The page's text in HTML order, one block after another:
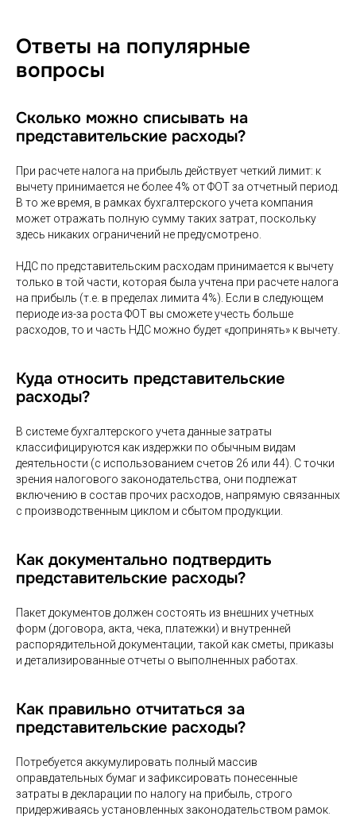
Ответы на популярные
вопросы
Сколько можно списывать на
представительские расходы?
При расчете налога на прибыль действует четкий лимит: к
вычету принимается не более 4% от ФОТ за отчетный период.
В то же время, в рамках бухгалтерского учета компания
может отражать полную сумму таких затрат, поскольку
здесь никаких ограничений не предусмотрено.
НДС по представительским расходам принимается к вычету
только в той части, которая была учтена при расчете налога
на прибыль (т.е. в пределах лимита 4%). Если в следующем
периоде из-за роста ФОТ вы сможете учесть больше
расходов, то и часть НДС можно будет «допринять» к вычету.
Куда относить представительские
расходы?
В системе бухгалтерского учета данные затраты
классифицируются как издержки по обычным видам
деятельности (с использованием счетов 26 или 44). С точки
зрения налогового законодательства, они подлежат
включению в состав прочих расходов, напрямую связанных
с производственным циклом и сбытом продукции.
Как документально подтвердить
представительские расходы?
Пакет документов должен состоять из внешних учетных
форм (договора, акта, чека, платежки) и внутренней
распорядительной документации, такой как сметы, приказы
и детализированные отчеты о выполненных работах.
Как правильно отчитаться за
представительские расходы?
Потребуется аккумулировать полный массив
оправдательных бумаг и зафиксировать понесенные
затраты в декларации по налогу на прибыль, строго
придерживаясь установленных законодательством рамок.